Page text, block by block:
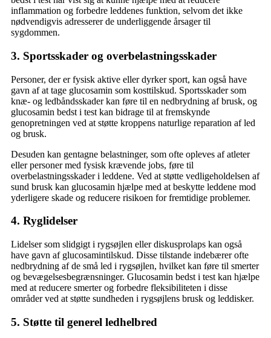
inflammation og forbedre leddenes funktion, selvom det ikke
nødvendigvis adresserer de underliggende årsager til
sygdommen.
3. Sportsskader og overbelastningsskader
Personer, der er fysisk aktive eller dyrker sport, kan også have
gavn af at tage glucosamin som kosttilskud. Sportsskader som
knæ- og ledbåndsskader kan føre til en nedbrydning af brusk, og
glucosamin bedst i test kan bidrage til at fremskynde
genopretningen ved at støtte kroppens naturlige reparation af led
og brusk.
Desuden kan gentagne belastninger, som ofte opleves af atleter
eller personer med fysisk krævende jobs, føre til
overbelastningsskader i leddene. Ved at støtte vedligeholdelsen af
sund brusk kan glucosamin hjælpe med at beskytte leddene mod
yderligere skade og reducere risikoen for fremtidige problemer.
4. Ryglidelser
Lidelser som slidgigt i rygsøjlen eller diskusprolaps kan også
have gavn af glucosamintilskud. Disse tilstande indebærer ofte
nedbrydning af de små led i rygsøjlen, hvilket kan føre til smerter
og bevægelsesbegrænsninger. Glucosamin bedst i test kan hjælpe
med at reducere smerter og forbedre fleksibiliteten i disse
områder ved at støtte sundheden i rygsøjlens brusk og leddisker.
5. Støtte til generel ledhelbred